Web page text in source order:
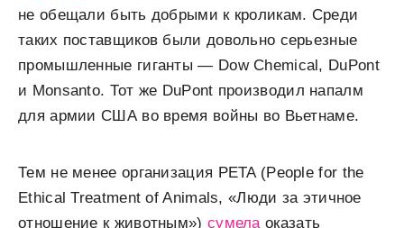
не обещали быть добрыми к кроликам. Среди
таких поставщиков были довольно серьезные
промышленные гиганты — Dow Chemical, DuPont
и Monsanto. Тот же DuPont производил напалм
для армии США во время войны во Вьетнаме.
Тем не менее организация PETA (People for the
Ethical Treatment of Animals, «Люди за этичное
отношение к животным») сумелаоказать